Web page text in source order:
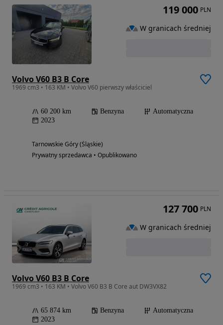
Volvo V60 B3 B Core
1969 cm3 • 163 KM • Volvo V60 pierwszy właściciel
60 200 km Benzyna
Automatyczna
2023
Tarnowskie Góry (Śląskie)
Prywatny sprzedawca • Opublikowano
119 000 PLN
W granicach średniej
Volvo V60 B3 B Core
1969 cm3 • 163 KM • Volvo V60 B3 B Core aut DW3VX82
65 874 km Benzyna
Automatyczna
2023
127 700 PLN
W granicach średniej